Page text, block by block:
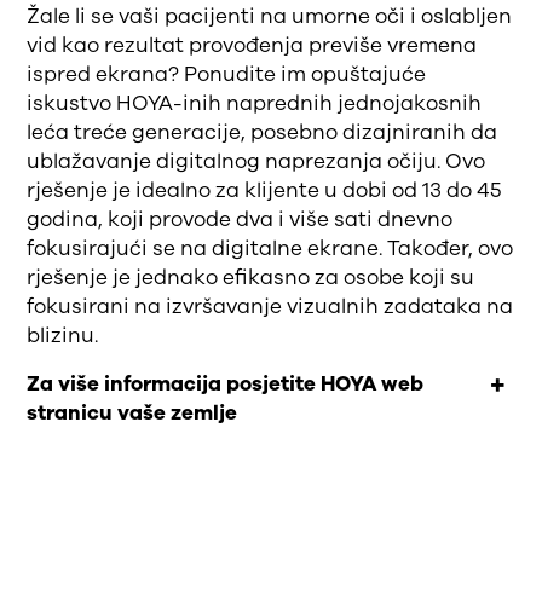
Žale li se vaši pacijenti na umorne oči i oslabljen
vid kao rezultat provođenja previše vremena
ispred ekrana? Ponudite im opuštajuće
iskustvo HOYA-inih naprednih jednojakosnih
leća treće generacije, posebno dizajniranih da
ublažavanje digitalnog naprezanja očiju. Ovo
rješenje je idealno za klijente u dobi od 13 do 45
godina, koji provode dva i više sati dnevno
fokusirajući se na digitalne ekrane. Također, ovo
rješenje je jednako efikasno za osobe koji su
fokusirani na izvršavanje vizualnih zadataka na
blizinu.
Za više informacija posjetite HOYA web
stranicu vaše zemlje